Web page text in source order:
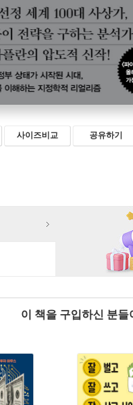
사이즈비교 공유하기
이 책을 구입하신 분